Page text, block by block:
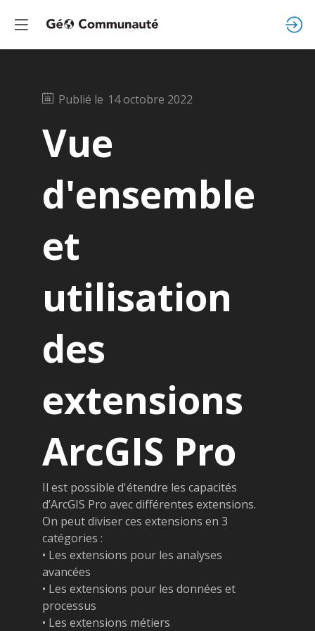
Publié le 14 octobre 2022
Vue
d'ensemble
et
utilisation
des
extensions
ArcGIS Pro
Il est possible d'étendre les capacités
d’ArcGIS Pro avec différentes extensions.
On peut diviser ces extensions en 3
catégories :
• Les extensions pour les analyses
avancées
• Les extensions pour les données et
processus
• Les extensions métiers